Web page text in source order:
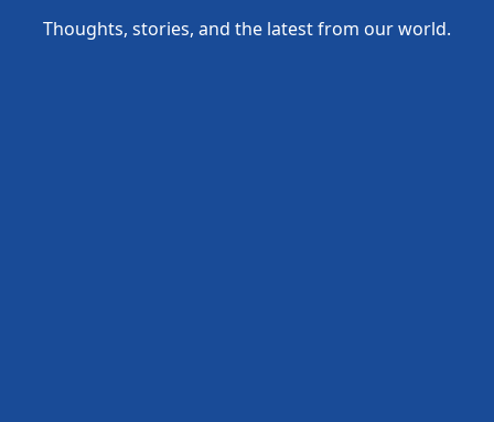
Thoughts, stories, and the latest from our world.